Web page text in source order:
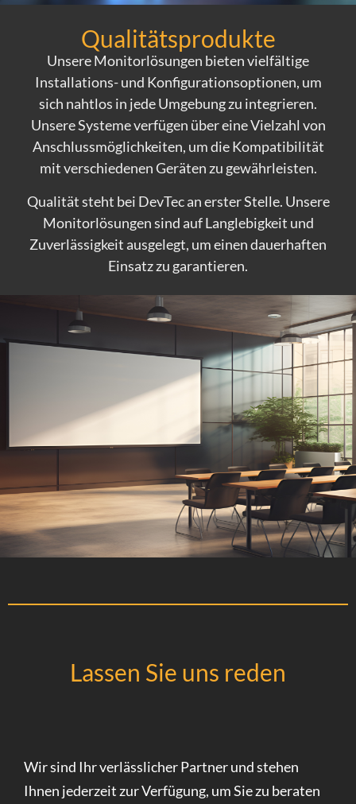
Qualitätsprodukte
Unsere Monitorlösungen bieten vielfältige
Installations- und Konfigurationsoptionen, um
sich nahtlos in jede Umgebung zu integrieren.
Unsere Systeme verfügen über eine Vielzahl von
Anschlussmöglichkeiten, um die Kompatibilität
mit verschiedenen Geräten zu gewährleisten.
Qualität steht bei DevTec an erster Stelle. Unsere
Monitorlösungen sind auf Langlebigkeit und
Zuverlässigkeit ausgelegt, um einen dauerhaften
Einsatz zu garantieren.
Lassen Sie uns reden
Wir sind Ihr verlässlicher Partner und stehen
Ihnen jederzeit zur Verfügung, um Sie zu beraten